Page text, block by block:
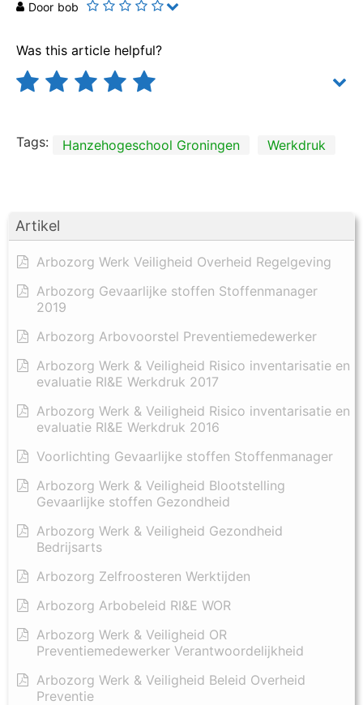
Artikel
Arbozorg Werk Veiligheid Overheid Regelgeving
Arbozorg Gevaarlijke stoffen Stoffenmanager
2019
Arbozorg Arbovoorstel Preventiemedewerker
Arbozorg Werk & Veiligheid Risico inventarisatie en
evaluatie RI&E Werkdruk 2017
Arbozorg Werk & Veiligheid Risico inventarisatie en
evaluatie RI&E Werkdruk 2016
Voorlichting Gevaarlijke stoffen Stoffenmanager
Arbozorg Werk & Veiligheid Blootstelling
Gevaarlijke stoffen Gezondheid
Arbozorg Werk & Veiligheid Gezondheid
Bedrijsarts
Arbozorg Zelfroosteren Werktijden
Arbozorg Arbobeleid RI&E WOR
Arbozorg Werk & Veiligheid OR
Preventiemedewerker Verantwoordelijkheid
Arbozorg Werk & Veiligheid Beleid Overheid
Preventie
Door bob
Was this article helpful?
Tags: Hanzehogeschool Groningen Werkdruk